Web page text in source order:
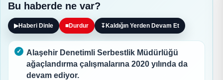
Bu haberde ne var?
▶Haberi Dinle ■Durdur ↧ Kaldığın Yerden Devam Et
Alaşehir Denetimli Serbestlik Müdürlüğü
ağaçlandırma çalışmalarına 2020 yılında da
devam ediyor.